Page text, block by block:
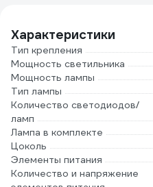
Характеристики
Тип крепления
Мощность светильника
Мощность лампы
Тип лампы
Количество светодиодов/
ламп
Лампа в комплекте
Цоколь
Элементы питания
Количество и напряжение